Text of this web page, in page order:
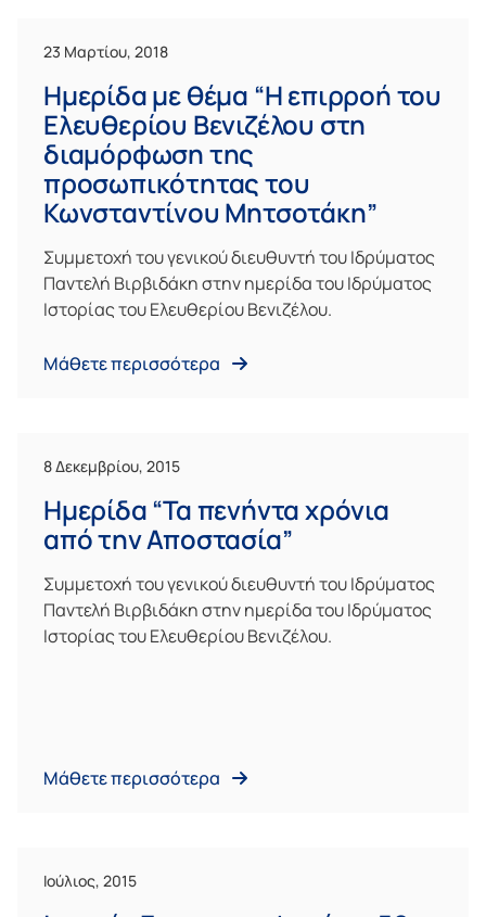
23 Μαρτίου, 2018
Ημερίδα με θέμα “Η επιρροή του
Ελευθερίου Βενιζέλου στη
διαμόρφωση της
προσωπικότητας του
Κωνσταντίνου Μητσοτάκη”
Συμμετοχή του γενικού διευθυντή του Ιδρύματος
Παντελή Βιρβιδάκη στην ημερίδα του Ιδρύματος
Ιστορίας του Ελευθερίου Βενιζέλου.
Μάθετε περισσότερα
8 Δεκεμβρίου, 2015
Ημερίδα “Τα πενήντα χρόνια
από την Αποστασία”
Συμμετοχή του γενικού διευθυντή του Ιδρύματος
Παντελή Βιρβιδάκη στην ημερίδα του Ιδρύματος
Ιστορίας του Ελευθερίου Βενιζέλου.
Μάθετε περισσότερα
Ιούλιος, 2015